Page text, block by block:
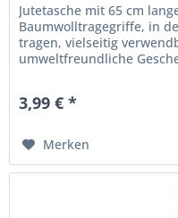
Jutetasche mit 65 cm
Baumwolltragegriffe, in
tragen, vielseitig
umweltfreundliche
3,99 € *
Merken